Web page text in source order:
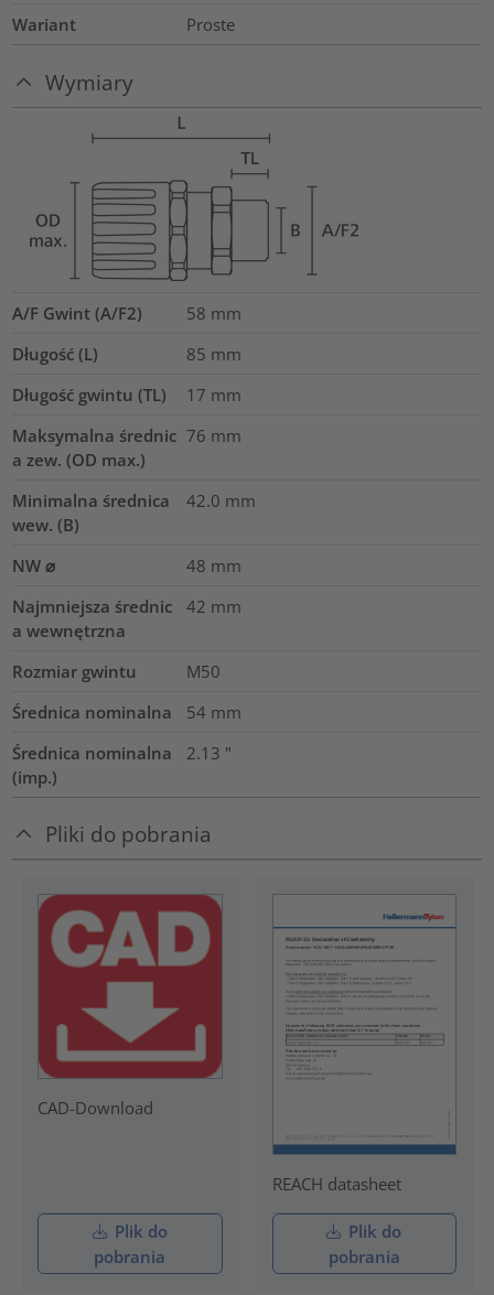
Wariant
Proste
Wymiary
A/F Gwint (A/F2) 58 mm
Długość (L)
85 mm
Długość gwintu (TL)
17 mm
Maksymalna średnic
a zew. (OD max.)
76 mm
Minimalna średnica
wew. (B)
42.0 mm
NW ⌀ 48 mm
Najmniejsza średnic
a wewnętrzna
42 mm
Rozmiar gwintu
M50
Średnica nominalna
54 mm
Średnica nominalna
(imp.)
2.13 "
Pliki do pobrania
CAD-Download
Plik do
pobrania
REACH datasheet
Plik do
pobrania